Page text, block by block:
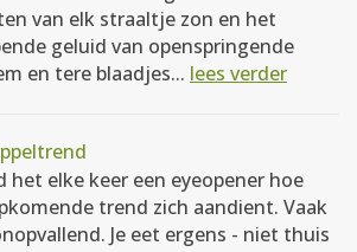
van elk straaltje zon en het
geluid van openspringende
en tere blaadjes... lees verder
het elke keer een eyeopener hoe
trend zich aandient. Vaak
Je eet ergens - niet thuis